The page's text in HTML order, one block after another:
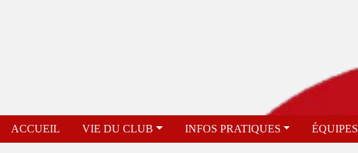
ACCUEIL VIE DU CLUB INFOS PRATIQUES ÉQUIPES